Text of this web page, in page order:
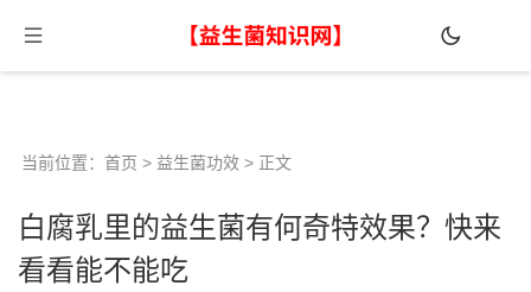
当前位置： 首页 > 益生菌功效 > 正文
白腐乳里的益生菌有何奇特效果？快来
看看能不能吃